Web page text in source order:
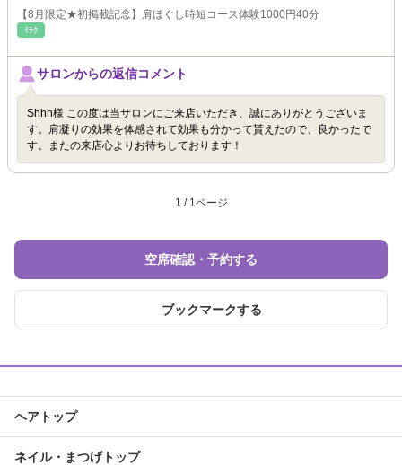
【8月限定★初掲載記念】肩ほぐし時短コース体験1000円40分
ﾘﾗｸ
サロンからの返信コメント
Shhh様 この度は当サロンにご来店いただき、誠にありがとうございま
す。肩凝りの効果を体感されて効果も分かって貰えたので、良かったで
す。またの来店心よりお待ちしております！
1 / 1ページ
空席確認・予約する
ブックマークする
ヘアトップ
ネイル・まつげトップ